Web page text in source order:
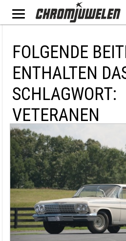
FOLGENDE
ENTHALTEN
SCHLAGWORT:
VETERANEN